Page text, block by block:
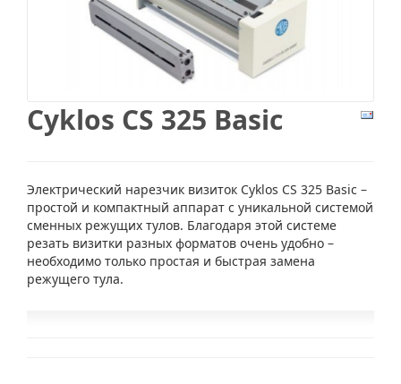
Cyklos CS 325 Basic
Электрический нарезчик визиток Cyklos CS 325 Basic –
простой и компактный аппарат с уникальной системой
сменных режущих тулов. Благодаря этой системе
резать визитки разных форматов очень удобно –
необходимо только простая и быстрая замена
режущего тула.